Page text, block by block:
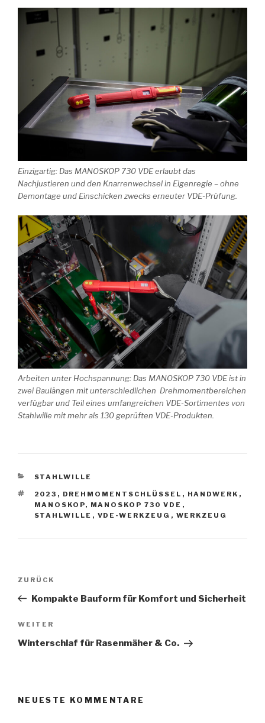
Einzigartig: Das MANOSKOP 730 VDE erlaubt das
Nachjustieren und den Knarrenwechsel in Eigenregie – ohne
Demontage und Einschicken zwecks erneuter VDE-Prüfung.
Arbeiten unter Hochspannung: Das MANOSKOP 730 VDE ist in
zwei Baulängen mit unterschiedlichen Drehmomentbereichen
verfügbar und Teil eines umfangreichen VDE-Sortimentes von
Stahlwille mit mehr als 130 geprüften VDE-Produkten.
KATEGORIEN
STAHLWILLE
SCHLAGWÖRTER
2023 , DREHMOMENTSCHLÜSSEL , HANDWERK ,
MANOSKOP, MANOSKOP 730 VDE ,
STAHLWILLE , VDE-WERKZEUG , WERKZEUG
Beitragsnavigation
Vorheriger
Beitrag
ZURÜCK
Kompakte Bauform für Komfort und Sicherheit
Nächster
Beitrag
WEITER
Winterschlaf für Rasenmäher & Co.
NEUESTE KOMMENTARE